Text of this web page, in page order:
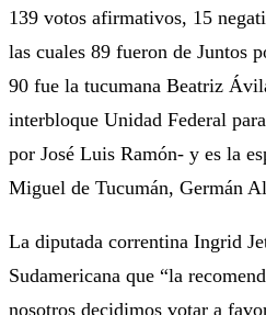
139 votos afirmativos, 15
las cuales 89 fueron de Juntos
90 fue la tucumana Beatriz
interbloque Unidad Federal
por José Luis Ramón- y es la
Miguel de Tucumán, Germán
La diputada correntina Ingrid
Sudamericana que “la
nosotros decidimos votar a